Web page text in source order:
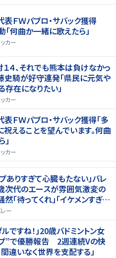
表ＦＷパブロ・サバック獲得
何曲か一緒に歌えたら」
カー
４、それでも熊本は負けなかっ
騎が好守連発「県民に元気や
存在になりたい」
カー
ＦＷパブロ・サバック獲得「多
えることを望んでいます。何曲
カー
ありすぎて心臓もたない」バレ
次代のエースが雰囲気激変の
「待ってくれ」「イケメンすぎる
い」
ー
ですね！」20歳バドミントン女
プ”で優勝報告 2週連続Vの快
違いなく世界を支配する」